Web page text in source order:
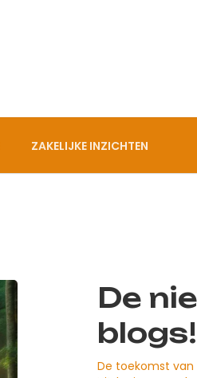
ZAKELIJKE INZICHTEN
De
blogs!
De toekomst